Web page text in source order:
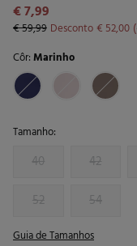
€ 7,99
€ 59,99 Desconto€ 52,00
Côr:Marinho
Tamanho:
40 42
52
54
Guia de Tamanhos